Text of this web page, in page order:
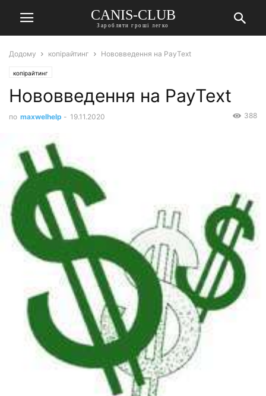
CANIS-CLUB
Заробляти гроші легко
Додому копірайтинг Нововведення на PayText
копірайтинг
Нововведення на PayText
по maxwelhelp - 19.11.2020 388